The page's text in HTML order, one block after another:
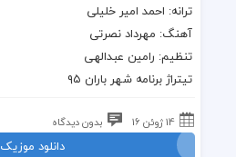
ترانه: احمد امیر خلیلی
آهنگ: مهرداد نصرتی
تنظیم: رامین عبدالهی
تیتراژ برنامه شهر باران ۹۵
14 ژوئن 16 بدون دیدگاه
دانلود موزیک